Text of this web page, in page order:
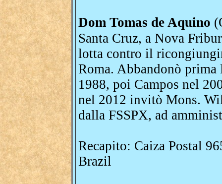
Dom Tomas de Aquino
Santa Cruz, a Nova
lotta contro il
Roma. Abbandonò
1988, poi Campos nel
nel 2012 invitò Mons.
dalla FSSPX, ad
Recapito: Caiza Postal
Brazil